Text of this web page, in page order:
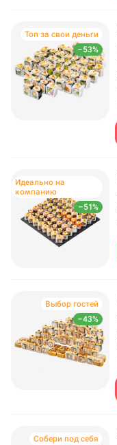
–53%
Топ за свои деньги
–51%
Идеально на
компанию
–43%
Выбор гостей
Собери под себя